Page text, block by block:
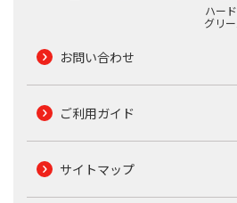
ハー
グリ
お問い合わせ
ご利用ガイド
サイトマップ